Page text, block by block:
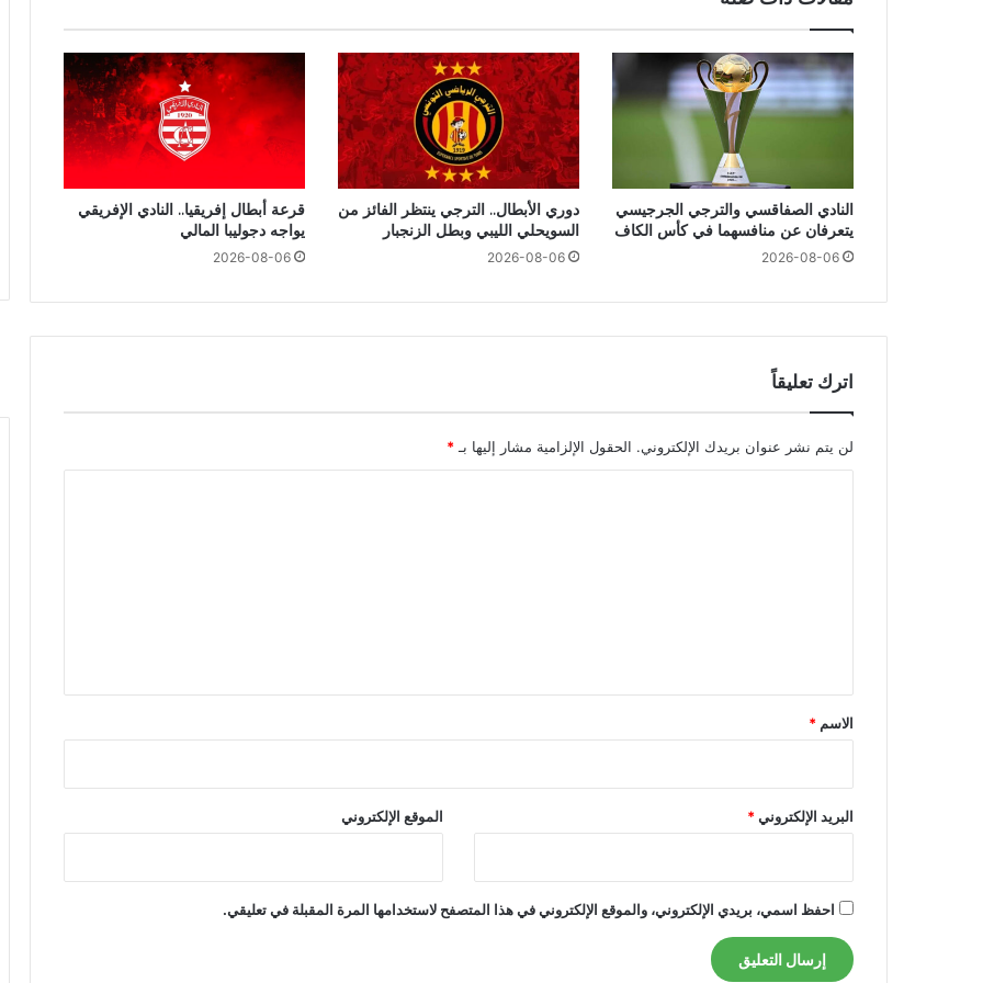
النادي الصفاقسي والترجي الجرجيسي
يتعرفان عن منافسهما في كأس الكاف
2026-08-06
دوري الأبطال.. الترجي ينتظر الفائز من
السويحلي الليبي وبطل الزنجبار
2026-08-06
قرعة أبطال إفريقيا.. النادي الإفريقي
يواجه دجوليبا المالي
2026-08-06
اترك تعليقاً
لن يتم نشر عنوان بريدك الإلكتروني. الحقول الإلزامية مشار إليها بـ *
*
الاسم *
البريد الإلكتروني* الموقع الإلكتروني
احفظ اسمي، بريدي الإلكتروني، والموقع الإلكتروني في هذا المتصفح لاستخدامها المرة المقبلة في تعليقي.